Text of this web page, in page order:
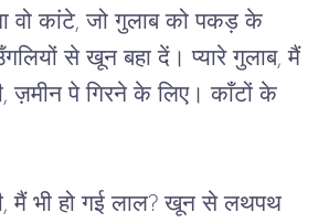
वो कांटे, जो गुलाब को पकड़ के
से खून बहा दें। प्यारे गुलाब, मैं
ज़मीन पे गिरने के लिए। काँटों के
मैं भी हो गई लाल? खून से लथपथ